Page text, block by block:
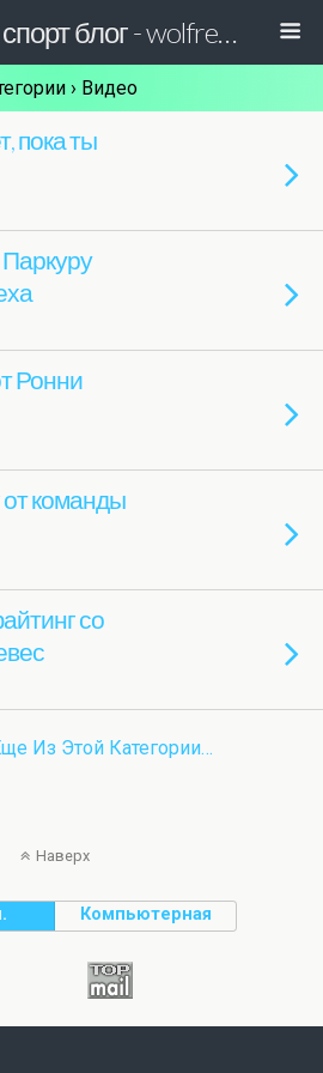
Северный спорт блог - wolfreactor
› Видео
пока ты
Ронни
от команды
со
Из Этой Категории…
Наверх
Компьютерная